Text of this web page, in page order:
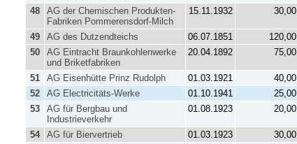
48
AG der Chemischen Produkten-
Fabriken Pommerensdorf-Milch
15.11.1932 30,00
49 AG des Dutzendteichs 06.07.1851 120,00
50
AG Eintracht Braunkohlenwerke
und Briketfabriken
20.04.1892 75,00
51 AG Eisenhütte Prinz Rudolph 01.03.1921 40,00
52
AG Electricitäts-Werke 01.10.1941 25,00
53
AG für Bergbau und
Industrieverkehr
01.08.1923 20,00
54 AG für Biervertrieb 01.03.1923 30,00